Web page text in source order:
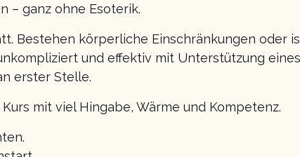
– ganz ohne Esoterik.
Bestehen körperliche Einschränkungen oder
und effektiv mit Unterstützung
erster Stelle.
mit viel Hingabe, Wärme und Kompetenz.